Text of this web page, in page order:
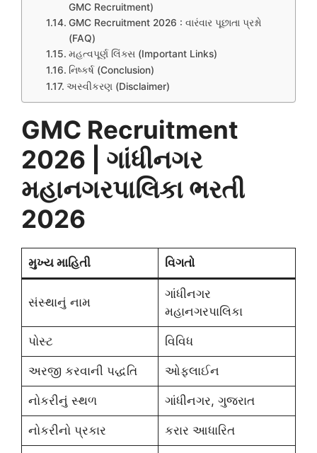
GMC Recruitment)
GMC Recruitment 2026 : વારંવાર પૂછાતા પ્રશ્નો
(FAQ)
મહત્વપૂર્ણ લિંક્સ (Important Links)
નિષ્કર્ષ (Conclusion)
અસ્વીકરણ (Disclaimer)
GMC Recruitment
2026 | ગાંધીનગર
મહાનગરપાલિકા ભરતી
2026
મુખ્ય માહિતી વિગતો
સંસ્થાનું નામ
ગાંધીનગર
મહાનગરપાલિકા
પોસ્ટ વિવિધ
અરજી કરવાની પદ્ધતિ ઓફલાઈન
નોકરીનું સ્થળ ગાંધીનગર, ગુજરાત
નોકરીનો પ્રકાર કરાર આધારિત